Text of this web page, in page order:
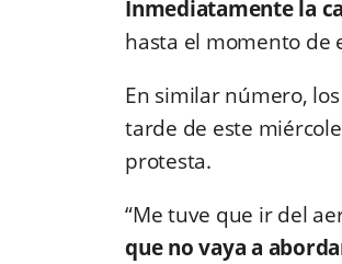
Inmediatamente la
hasta el momento de
En similar número,
tarde de este
protesta.
“Me tuve que ir del
que no vaya a